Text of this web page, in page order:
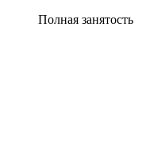
Полная занятость